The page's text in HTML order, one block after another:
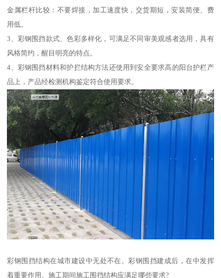
金属栏杆比较：不要焊接，加工速度快，交货期短，安装简便、费
用低。
3、彩钢围挡款式、色彩多样化，可满足不同审美观感者选用，具有
风格简约，醒目明亮的特点。
4、彩钢围挡材料和护拦结构方法还使用到安全要求高的阳台护栏产
品上，产品经检测机构鉴定符合使用要求。
彩钢围挡结构在城市建设中无处不在。彩钢围挡建成后，在中发挥
着重要作用。施工期间施工围挡结构应满足哪些要求?